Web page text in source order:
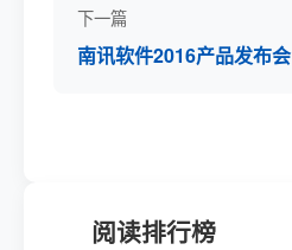
下一篇
南讯软件2016产品发布会
阅读排行榜